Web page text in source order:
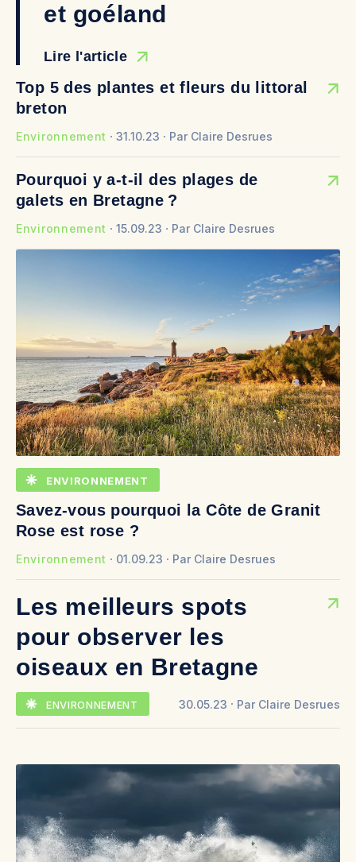
et goéland
Lire l'article
Top 5 des plantes et fleurs du littoral
breton
Environnement 31.10.23 Par Claire Desrues
Pourquoi y a-t-il des plages de
galets en Bretagne ?
Environnement 15.09.23 Par Claire Desrues
ENVIRONNEMENT
Savez-vous pourquoi la Côte de Granit
Rose est rose ?
Environnement 01.09.23 Par Claire Desrues
Les meilleurs spots
pour observer les
oiseaux en Bretagne
ENVIRONNEMENT 30.05.23 Par Claire Desrues